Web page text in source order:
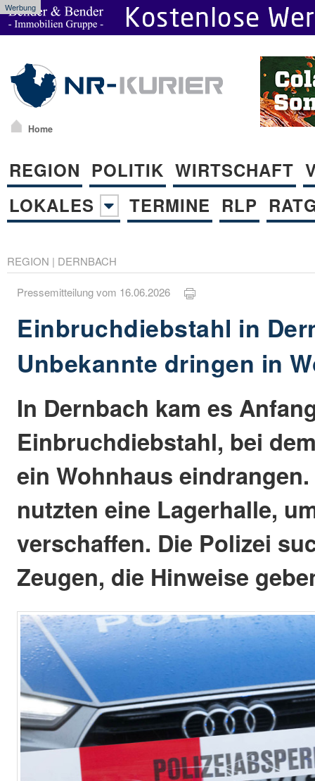
Werbung
Home
REGION POLITIK WIRTSCHAFT
LOKALES
TERMINE RLP
REGION | DERNBACH
Pressemitteilung vom 16.06.2026
Einbruchdiebstahl in
Unbekannte dringen in
In Dernbach kam es
Einbruchdiebstahl, bei
ein Wohnhaus
nutzten eine Lagerhalle,
verschaffen. Die Polizei
Zeugen, die Hinweise